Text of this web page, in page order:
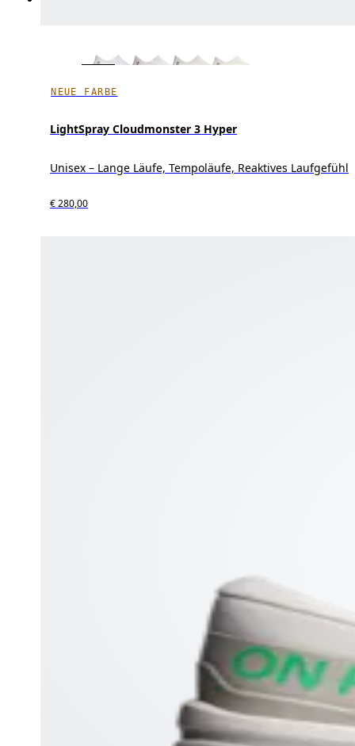
NEUE FARBE
LightSpray Cloudmonster 3 Hyper
Unisex – Lange Läufe, Tempoläufe, Reaktives Laufgefühl
€ 280,00